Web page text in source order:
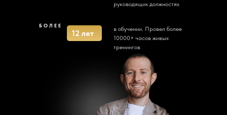
руководящих должностях
12 лет
БОЛЕЕ
в обучении. Провел более
10000+ часов живых
тренингов